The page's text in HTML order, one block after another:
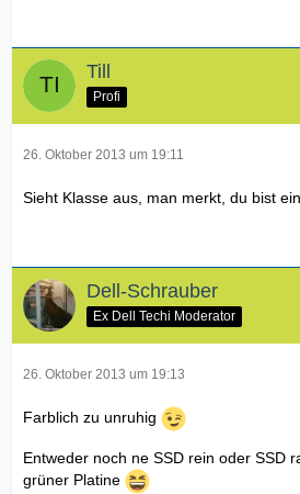
Till
Profi
26. Oktober 2013 um 19:11
Sieht Klasse aus, man merkt, du bist
Dell-Schrauber
Ex Dell Techi Moderator
26. Oktober 2013 um 19:13
Farblich zu unruhig
Entweder noch ne SSD rein oder SSD
grüner Platine